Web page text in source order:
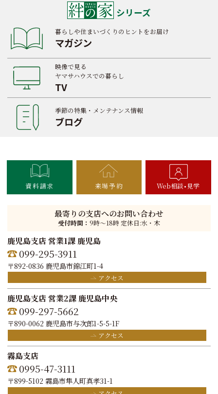
シリーズ
暮らしや住まいづくりのヒントをお届け
マガジン
映像で見る
ヤマサハウスでの暮らし
TV
季節の特集・メンテナンス情報
ブログ
資料請求 来場予約 Web相談 見学
最寄りの支店へのお問い合わせ
受付時間： 9時〜18時 定休日:水・木
鹿児島支店 営業1課 鹿児島
099-295-3911
〒892-0836 鹿児島市錦江町1-4
アクセス
鹿児島支店 営業2課 鹿児島中央
099-297-5662
〒890-0062 鹿児島市与次郎1-5-5-1F
アクセス
霧島支店
0995-47-3111
〒899-5102 霧島市隼人町真孝31-1